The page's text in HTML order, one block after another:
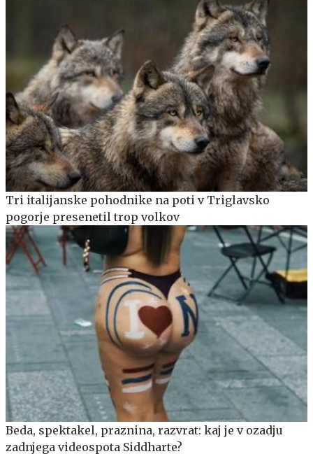
Tri italijanske pohodnike na poti v Triglavsko
pogorje presenetil trop volkov
Beda, spektakel, praznina, razvrat: kaj je v ozadju
zadnjega videospota Siddharte?